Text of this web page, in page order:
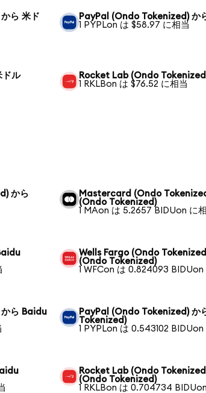
ら 米ド
PayPal (Ondo Tokenized) か
1 PYPLon は $58.97 に相当
ル
Rocket Lab (Ondo
1 RKLBon は $76.52 に相当
から
Mastercard (Ondo
(Ondo Tokenized)
1 MAon は 5.2657 BIDUon に
Wells Fargo (Ondo
(Ondo Tokenized)
1 WFCon は 0.824093 BIDUon
ら Baidu
PayPal (Ondo Tokenized) か
Tokenized)
1 PYPLon は 0.543102 BIDUon
Rocket Lab (Ondo
(Ondo Tokenized)
1 RKLBon は 0.704734